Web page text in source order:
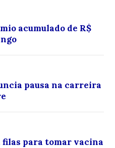
acumulado de R$
pausa na carreira
para tomar vacina